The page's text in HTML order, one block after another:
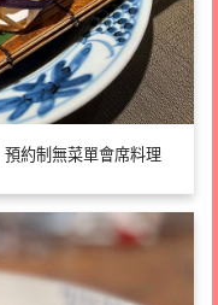
預約制無菜單會席料理